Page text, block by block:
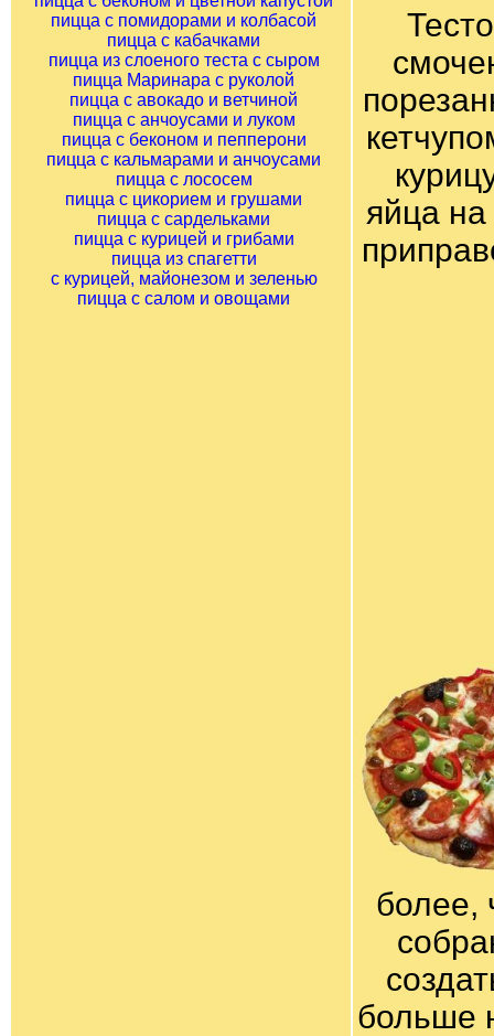
пицца с помидорами и колбасой
пицца с кабачками
пицца из слоеного теста с сыром
пицца Маринара с руколой
пицца с авокадо и ветчиной
пицца с анчоусами и луком
пицца с беконом и пепперони
пицца с кальмарами и анчоусами
пицца с лососем
пицца с цикорием и грушами
пицца с сардельками
пицца с курицей и грибами
пицца из спагетти
с курицей, майонезом и зеленью
пицца с салом и овощами
яйца
более,
больше